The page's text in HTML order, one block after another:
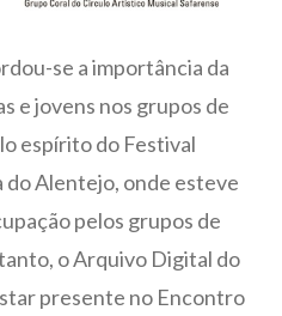
se a importância da
e jovens nos grupos de
espírito do Festival
Alentejo, onde esteve
pelos grupos de
o Arquivo Digital do
presente no Encontro